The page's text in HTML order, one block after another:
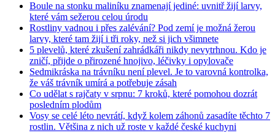
Boule na stonku maliníku znamenají jediné: uvnitř žijí larvy,
které vám sežerou celou úrodu
Rostliny vadnou i přes zalévání? Pod zemí je možná žerou
larvy, které tam žijí i tři roky, než si jich všimnete
5 plevelů, které zkušení zahrádkáři nikdy nevytrhnou. Kdo je
zničí, přijde o přirozené hnojivo, léčivky i opylovače
Sedmikráska na trávníku není plevel. Je to varovná kontrolka,
že váš trávník umírá a potřebuje zásah
Co udělat s rajčaty v srpnu: 7 kroků, které pomohou dozrát
posledním plodům
Vosy se celé léto nevrátí, když kolem záhonů zasadíte těchto 7
rostlin. Většina z nich už roste v každé české kuchyni